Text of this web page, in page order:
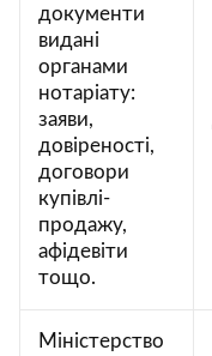
документи
видані
органами
нотаріату:
заяви,
довіреності,
договори
купівлі-
продажу,
афідевіти
тощо.
Міністерство